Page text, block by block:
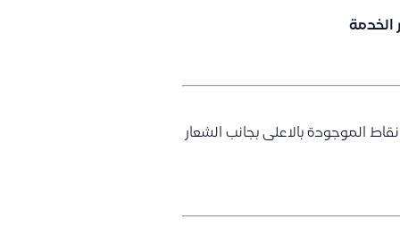
الخدمة
الموجودة بالاعلى بجانب الشعار